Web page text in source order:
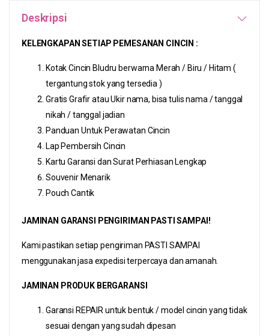
Deskripsi
KELENGKAPAN SETIAP PEMESANAN CINCIN :
Kotak Cincin Bludru berwarna Merah / Biru / Hitam (
tergantung stok yang tersedia )
Gratis Grafir atau Ukir nama, bisa tulis nama / tanggal
nikah / tanggal jadian
Panduan Untuk Perawatan Cincin
Lap Pembersih Cincin
Kartu Garansi dan Surat Perhiasan Lengkap
Souvenir Menarik
Pouch Cantik
JAMINAN GARANSI PENGIRIMAN PASTI SAMPAI!
Kami pastikan setiap pengiriman PASTI SAMPAI
menggunakan jasa expedisi terpercaya dan amanah.
JAMINAN PRODUK BERGARANSI
Garansi REPAIR untuk bentuk / model cincin yang tidak
sesuai dengan yang sudah dipesan